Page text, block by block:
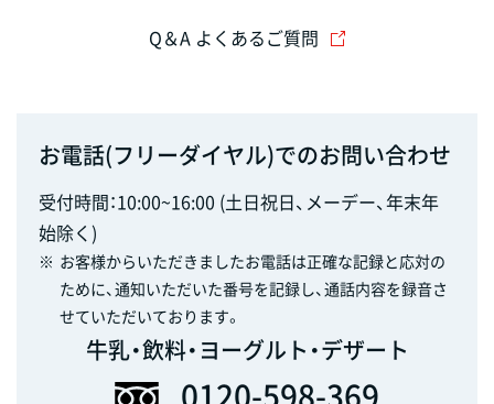
Q＆A よくあるご質問
お電話(フリーダイヤル)でのお問い合わせ
受付時間：10:00~16:00 (土日祝日、メーデー、年末年
始除く)
※ お客様からいただきましたお電話は正確な記録と応対の
ために、通知いただいた番号を記録し、通話内容を録音さ
せていただいております。
牛乳・飲料・ヨーグルト・デザート